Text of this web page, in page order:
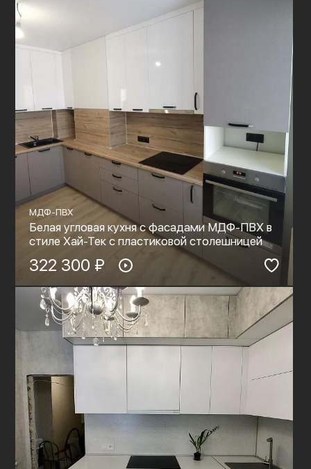
МДФ-ПВХ
Белая угловая кухня с фасадами МДФ-ПВХ в
стиле Хай-Тек с пластиковой столешницей
322 300 ₽